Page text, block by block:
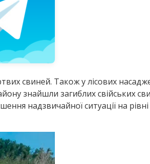
свиней. Також у лісових
знайшли загиблих свійських
надзвичайної ситуації на рівні